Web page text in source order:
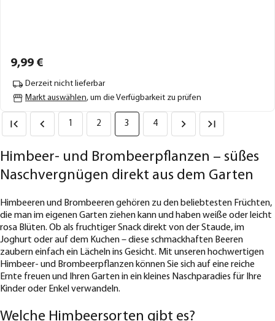
9,99 €
Derzeit nicht lieferbar
Markt auswählen, um die Verfügbarkeit zu prüfen
1 2 3 4
Himbeer- und Brombeerpflanzen – süßes
Naschvergnügen direkt aus dem Garten
Himbeeren und Brombeeren gehören zu den beliebtesten Früchten,
die man im eigenen Garten ziehen kann und haben weiße oder leicht
rosa Blüten. Ob als fruchtiger Snack direkt von der Staude, im
Joghurt oder auf dem Kuchen – diese schmackhaften Beeren
zaubern einfach ein Lächeln ins Gesicht. Mit unseren hochwertigen
Himbeer- und Brombeerpflanzen können Sie sich auf eine reiche
Ernte freuen und Ihren Garten in ein kleines Naschparadies für Ihre
Kinder oder Enkel verwandeln.
Welche Himbeersorten gibt es?